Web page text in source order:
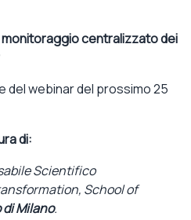
monitoraggio centralizzato dei
del webinar del prossimo 25
di:
Scientifico
School of
Milano.